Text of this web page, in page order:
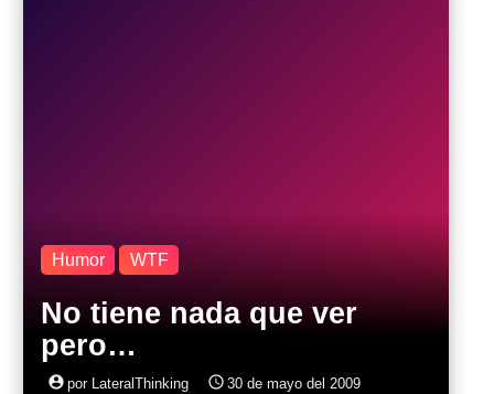
Humor WTF
No tiene nada que ver
pero…
account_circle por LateralThinking access_time 30 de mayo del 2009